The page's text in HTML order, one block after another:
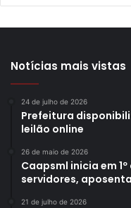
Notícias mais vistas
24 de julho de 2026
Prefeitura
leilão online
26 de maio de 2026
Caapsml inicia em
servidores,
21 de julho de 2026